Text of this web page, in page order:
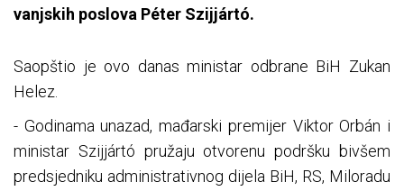
vanjskih poslova Péter Szijjártó.
Saopštio je ovo danas ministar odbrane BiH Zukan
Helez.
- Godinama unazad, mađarski premijer Viktor Orbán i
ministar Szijjártó pružaju otvorenu podršku bivšem
predsjedniku administrativnog dijela BiH, RS, Miloradu